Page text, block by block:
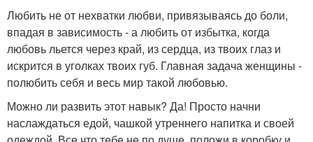
Любить не от нехватки любви, привязываясь до боли,
впадая в зависимость - а любить от избытка, когда
любовь льется через край, из сердца, из твоих глаз и
искрится в уголках твоих губ. Главная задача женщины -
полюбить себя и весь мир такой любовью.
Можно ли развить этот навык? Да! Просто начни
наслаждаться едой, чашкой утреннего напитка и своей